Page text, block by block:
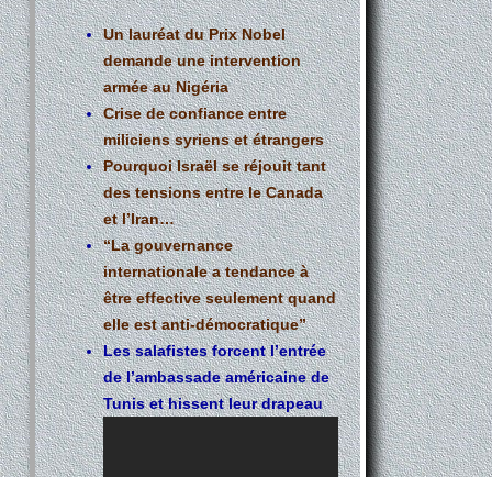
Un lauréat du Prix Nobel
demande une intervention
armée au Nigéria
Crise de confiance entre
miliciens syriens et étrangers
Pourquoi Israël se réjouit tant
des tensions entre le Canada
et l’Iran…
“La gouvernance
internationale a tendance à
être effective seulement quand
elle est anti-démocratique”
Les salafistes forcent l’entrée
de l’ambassade américaine de
Tunis et hissent leur drapeau